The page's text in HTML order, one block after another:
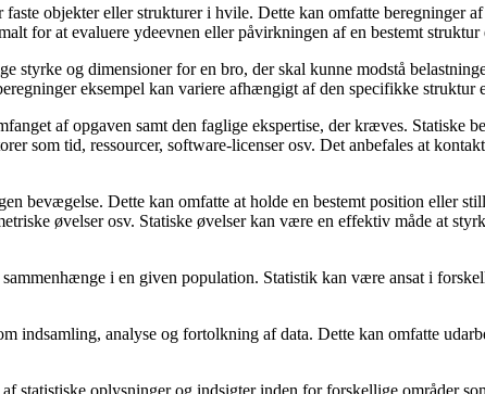
objekter eller strukturer i hvile. Dette kan omfatte beregninger
for at evaluere ydeevnen eller påvirkningen af en bestemt
styrke og dimensioner for en bro, der skal kunne modstå
eksempel kan variere afhængigt af den specifikke struktur
af opgaven samt den faglige ekspertise, der kræves. Statiske
som tid, ressourcer, software-licenser osv. Det anbefales at
bevægelse. Dette kan omfatte at holde en bestemt position eller
øvelser osv. Statiske øvelser kan være en effektiv måde at
i en given population. Statistik kan være ansat i
indsamling, analyse og fortolkning af data. Dette kan omfatte
statistiske oplysninger og indsigter inden for forskellige områder